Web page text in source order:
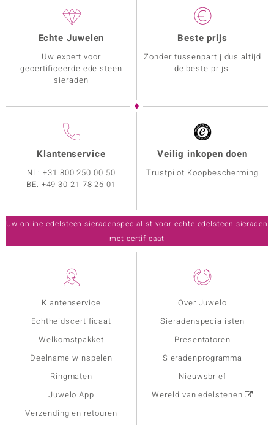
Klantenservice
Echtheidscertificaat
Welkomstpakket
Deelname winspelen
Ringmaten
Juwelo App
Verzending en retouren
Over Juwelo
Sieradenspecialisten
Presentatoren
Sieradenprogramma
Nieuwsbrief
Wereld van edelstenen
Echte Juwelen
Uw expert voor
gecertificeerde edelsteen
sieraden
Beste prijs
Zonder tussenpartij dus altijd
de beste prijs!
Klantenservice
NL:+31 800 250 00 50
BE: +49 30 21 78 26 01
Veilig inkopen doen
Trustpilot Koopbescherming
Uw online edelsteen sieradenspecialist voor echte edelsteen sieraden
met certificaat